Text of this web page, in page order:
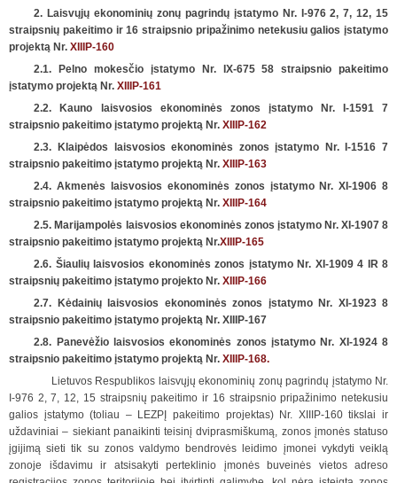
2. Laisvųjų ekonominių zonų pagrindų įstatymo Nr. I-976 2, 7, 12, 15
straipsnių pakeitimo ir 16 straipsnio pripažinimo netekusiu galios įstatymo
projektą Nr. XIIIP-160
2.1. Pelno mokesčio įstatymo Nr. IX-675 58 straipsnio pakeitimo
įstatymo projektą Nr. XIIIP-161
2.2. Kauno laisvosios ekonominės zonos įstatymo Nr. I-1591 7
straipsnio pakeitimo įstatymo projektą Nr. XIIIP-162
2.3. Klaipėdos laisvosios ekonominės zonos įstatymo Nr. I-1516 7
straipsnio pakeitimo įstatymo projektą Nr. XIIIP-163
2.4. Akmenės laisvosios ekonominės zonos įstatymo Nr. XI-1906 8
straipsnio pakeitimo įstatymo projektą Nr. XIIIP-164
2.5. Marijampolės laisvosios ekonominės zonos įstatymo Nr. XI-1907 8
straipsnio pakeitimo įstatymo projektą Nr.XIIIP-165
2.6. Šiaulių laisvosios ekonominės zonos įstatymo Nr. XI-1909 4 IR 8
straipsnių pakeitimo įstatymo projekto Nr. XIIIP-166
2.7. Kėdainių laisvosios ekonominės zonos įstatymo Nr. XI-1923 8
straipsnio pakeitimo įstatymo projektą Nr. XIIIP-167
2.8. Panevėžio laisvosios ekonominės zonos įstatymo Nr. XI-1924 8
straipsnio pakeitimo įstatymo projektą Nr. XIIIP-168.
Lietuvos Respublikos laisvųjų ekonominių zonų pagrindų įstatymo Nr.
I-976 2, 7, 12, 15 straipsnių pakeitimo ir 16 straipsnio pripažinimo netekusiu
galios įstatymo (toliau – LEZPĮ pakeitimo projektas) Nr. XIIIP-160 tikslai ir
uždaviniai – siekiant panaikinti teisinį dviprasmiškumą, zonos įmonės statuso
įgijimą sieti tik su zonos valdymo bendrovės leidimo įmonei vykdyti veiklą
zonoje išdavimu ir atsisakyti perteklinio įmonės buveinės vietos adreso